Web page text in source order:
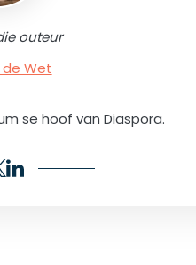
outeur
de Wet
se hoof van Diaspora.